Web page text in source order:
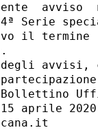
Serie
il
avvisi,
Bollettino
aprile